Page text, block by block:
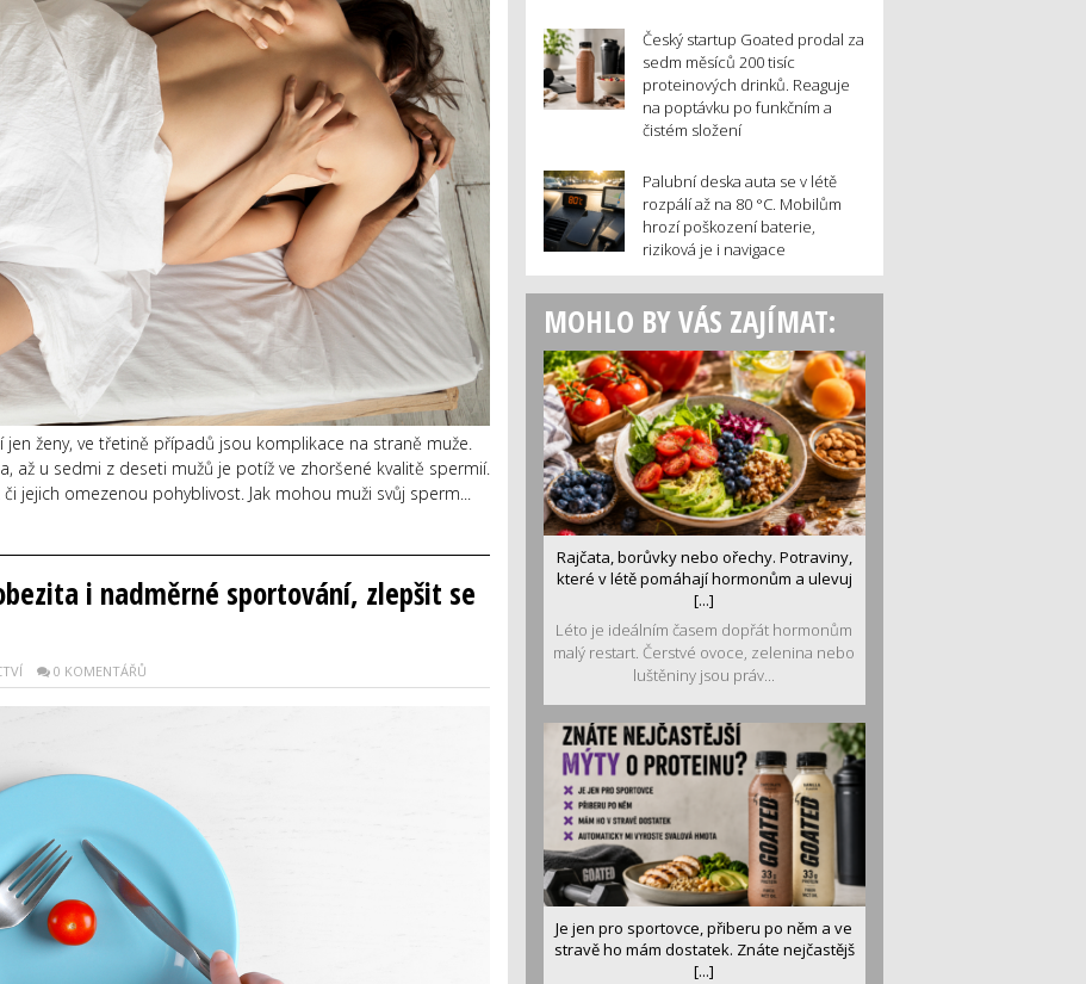
ženy, ve třetině případů jsou komplikace na straně muže.
až u sedmi z deseti mužů je potíž ve zhoršené kvalitě spermií.
jejich omezenou pohyblivost. Jak mohou muži svůj sperm...
i nadměrné sportování, zlepšit se
0 KOMENTÁŘŮ
Český startup Goated prodal za
sedm měsíců 200 tisíc
proteinových drinků. Reaguje
na poptávku po funkčním a
čistém složení
Palubní deska auta se v létě
rozpálí až na 80 °C. Mobilům
hrozí poškození baterie,
riziková je i navigace
MOHLO BY VÁS ZAJÍMAT:
Rajčata, borůvky nebo ořechy. Potraviny,
které v létě pomáhají hormonům a ulevuj
[...]
Léto je ideálním časem dopřát hormonům
malý restart. Čerstvé ovoce, zelenina nebo
luštěniny jsou práv...
Je jen pro sportovce, přiberu po něm a ve
stravě ho mám dostatek. Znáte nejčastějš
[...]